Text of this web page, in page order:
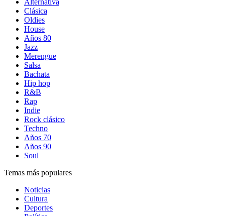
Alternativa
Clásica
Oldies
House
Años 80
Jazz
Merengue
Salsa
Bachata
Hip hop
R&B
Rap
Indie
Rock clásico
Techno
Años 70
Años 90
Soul
Temas más populares
Noticias
Cultura
Deportes